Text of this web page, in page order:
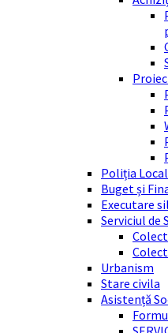
Poliția
Buget și
Executare
Serviciul de
Urbanism
Stare civila
Asistență